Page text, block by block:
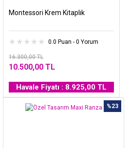
Montessori Krem Kitaplık
0.0 Puan - 0 Yorum
16.300,00 TL
10.500,00 TL
Havale Fiyatı : 8.925,00 TL
%23